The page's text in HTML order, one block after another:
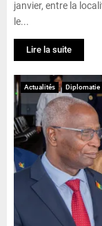
janvier, entre la
le...
Lire la suite
Actualités Diplomatie